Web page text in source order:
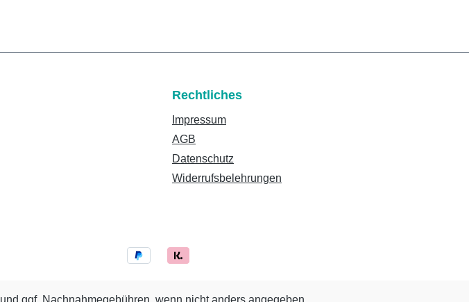
Rechtliches
Impressum
AGB
Datenschutz
Widerrufsbelehrungen
und ggf. Nachnahmegebühren, wenn nicht anders angegeben.